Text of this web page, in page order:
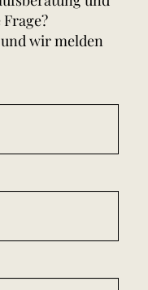
wir melden